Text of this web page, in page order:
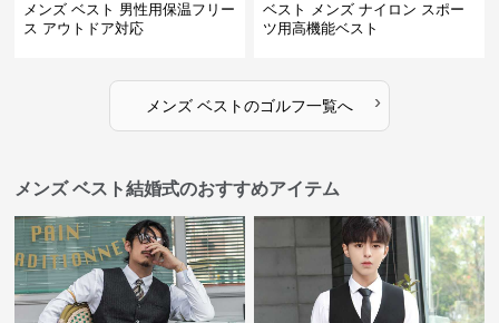
メンズ ベスト 男性用保温フリー
ス アウトドア対応
ベスト メンズ ナイロン スポー
ツ用高機能ベスト
メンズ ベストのゴルフ一覧へ ›
メンズ ベスト結婚式のおすすめアイテム